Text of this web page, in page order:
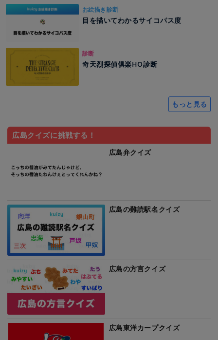
お絵描き診断
目を描いてわかるサイコパス度
診断
奇天烈探偵俱楽HO診断
もっと見る
広島クイズに挑戦する！
広島弁クイズ
広島の難読駅名クイズ
広島の方言クイズ
広島東洋カープクイズ